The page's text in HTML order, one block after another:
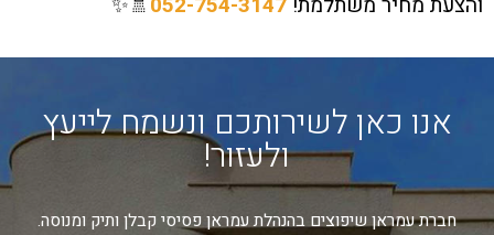
אנו כאן לשירותכם ונשמח לייעץ
ולעזור!
חברת עמראן שיפוצים בהנהלת עמראן פסיסי קבלן ותיק ומנוסה.